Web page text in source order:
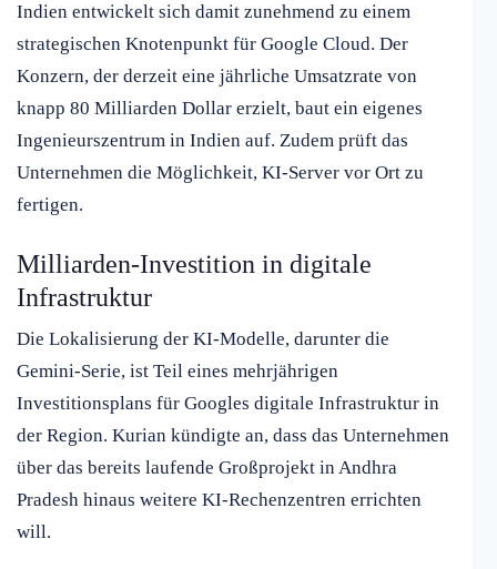
Indien entwickelt sich damit zunehmend zu einem
strategischen Knotenpunkt für Google Cloud. Der
Konzern, der derzeit eine jährliche Umsatzrate von
knapp 80 Milliarden Dollar erzielt, baut ein eigenes
Ingenieurszentrum in Indien auf. Zudem prüft das
Unternehmen die Möglichkeit, KI-Server vor Ort zu
fertigen.
Milliarden-Investition in digitale
Infrastruktur
Die Lokalisierung der KI-Modelle, darunter die
Gemini-Serie, ist Teil eines mehrjährigen
Investitionsplans für Googles digitale Infrastruktur in
der Region. Kurian kündigte an, dass das Unternehmen
über das bereits laufende Großprojekt in Andhra
Pradesh hinaus weitere KI-Rechenzentren errichten
will.